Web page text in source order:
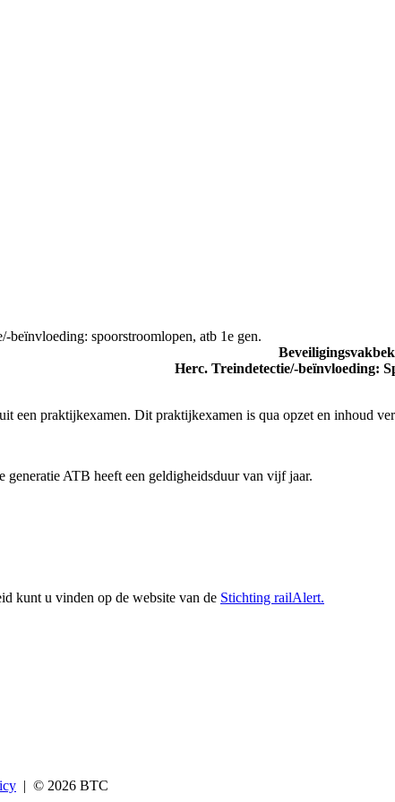
beïnvloeding: spoorstroomlopen, atb 1e gen.
Herc. Treindetectie/-beïnvloeding:
een praktijkexamen. Dit praktijkexamen is qua opzet en
ATB heeft een geldigheidsduur van vijf jaar.
kunt u vinden op de website van de Stichting railAlert.
| © 2026 BTC